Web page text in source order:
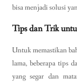
bisa menjadi solusi
Tips dan Trik
Untuk memastikan
lama, beberapa tips
yang segar dan